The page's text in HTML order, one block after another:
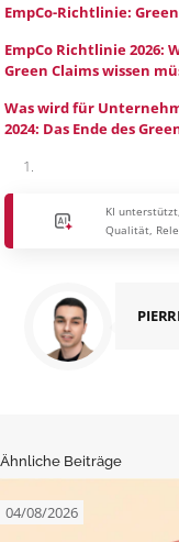
EmpCo-Richtlinie:
EmpCo Richtlinie 2026:
Green Claims wissen
Was wird für
2024: Das Ende des
KI
Qualität,
Ähnliche Beiträge
04/08/2026